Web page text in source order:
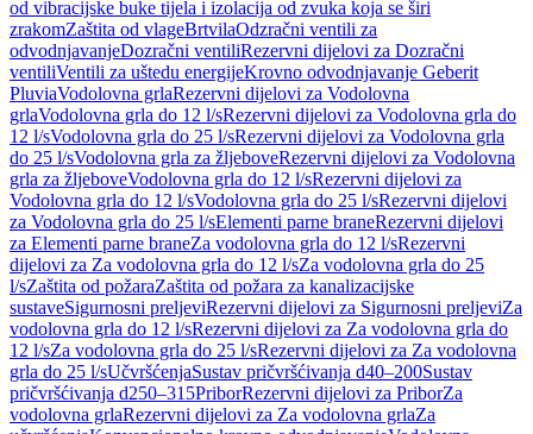
od vibracijske buke tijela i izolacija od zvuka koja se širi
zrakomZaštita od vlageBrtvilaOdzračni ventili za
odvodnjavanjeDozračni ventiliRezervni dijelovi za Dozračni
ventiliVentili za uštedu energijeKrovno odvodnjavanje Geberit
PluviaVodolovna grlaRezervni dijelovi za Vodolovna
grlaVodolovna grla do 12 l/sRezervni dijelovi za Vodolovna grla do
12 l/sVodolovna grla do 25 l/sRezervni dijelovi za Vodolovna grla
do 25 l/sVodolovna grla za žljeboveRezervni dijelovi za Vodolovna
grla za žljeboveVodolovna grla do 12 l/sRezervni dijelovi za
Vodolovna grla do 12 l/sVodolovna grla do 25 l/sRezervni dijelovi
za Vodolovna grla do 25 l/sElementi parne braneRezervni dijelovi
za Elementi parne braneZa vodolovna grla do 12 l/sRezervni
dijelovi za Za vodolovna grla do 12 l/sZa vodolovna grla do 25
l/sZaštita od požaraZaštita od požara za kanalizacijske
sustaveSigurnosni preljeviRezervni dijelovi za Sigurnosni preljeviZa
vodolovna grla do 12 l/sRezervni dijelovi za Za vodolovna grla do
12 l/sZa vodolovna grla do 25 l/sRezervni dijelovi za Za vodolovna
grla do 25 l/sUčvršćenjaSustav pričvršćivanja d40–200Sustav
pričvršćivanja d250–315PriborRezervni dijelovi za PriborZa
vodolovna grlaRezervni dijelovi za Za vodolovna grlaZa